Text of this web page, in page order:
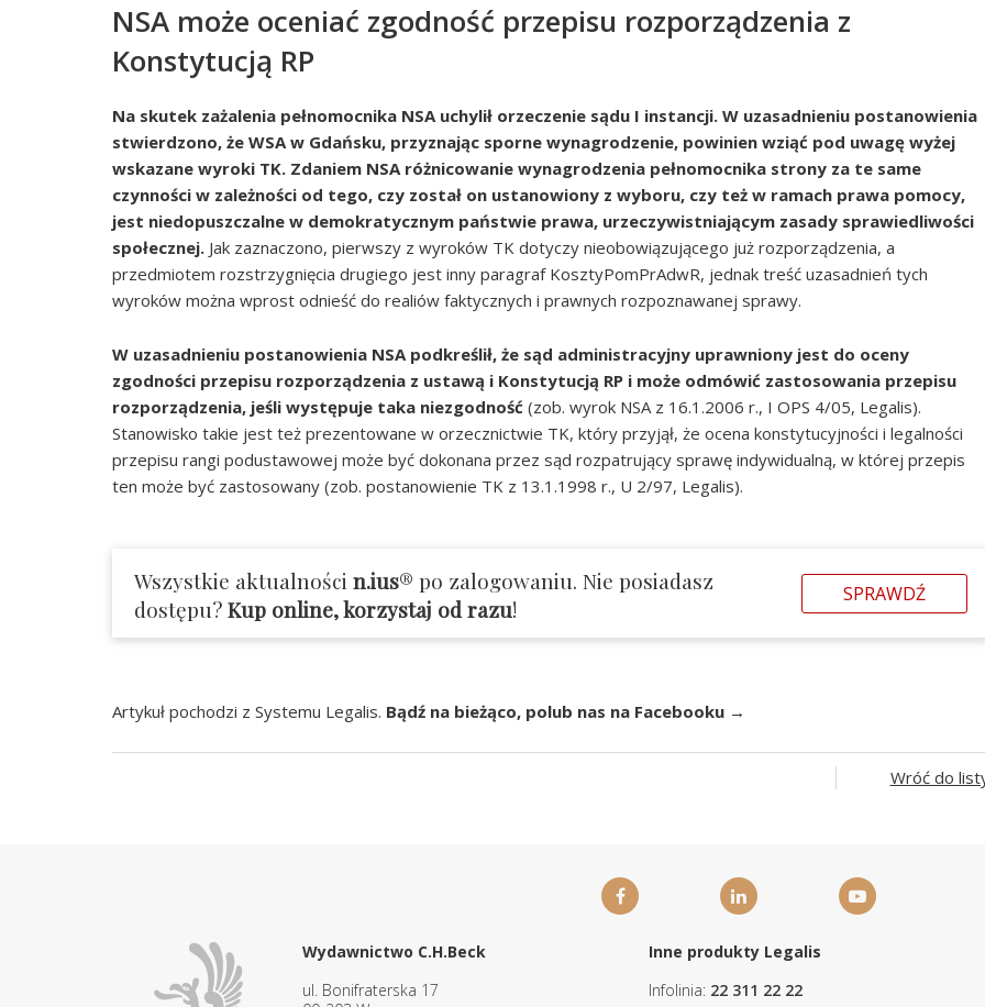
NSA może oceniać zgodność przepisu rozporządzenia z
Konstytucją RP
Na skutek zażalenia pełnomocnika NSA uchylił orzeczenie sądu I instancji. W uzasadnieniu postanowienia
stwierdzono, że WSA w Gdańsku, przyznając sporne wynagrodzenie, powinien wziąć pod uwagę wyżej
wskazane wyroki TK. Zdaniem NSA różnicowanie wynagrodzenia pełnomocnika strony za te same
czynności w zależności od tego, czy został on ustanowiony z wyboru, czy też w ramach prawa pomocy,
jest niedopuszczalne w demokratycznym państwie prawa, urzeczywistniającym zasady sprawiedliwości
społecznej. Jak zaznaczono, pierwszy z wyroków TK dotyczy nieobowiązującego już rozporządzenia, a
przedmiotem rozstrzygnięcia drugiego jest inny paragraf KosztyPomPrAdwR, jednak treść uzasadnień tych
wyroków można wprost odnieść do realiów faktycznych i prawnych rozpoznawanej sprawy.
W uzasadnieniu postanowienia NSA podkreślił, że sąd administracyjny uprawniony jest do oceny
zgodności przepisu rozporządzenia z ustawą i Konstytucją RP i może odmówić zastosowania przepisu
rozporządzenia, jeśli występuje taka niezgodność (zob. wyrok NSA z 16.1.2006 r., I OPS 4/05, Legalis).
Stanowisko takie jest też prezentowane w orzecznictwie TK, który przyjął, że ocena konstytucyjności i legalności
przepisu rangi podustawowej może być dokonana przez sąd rozpatrujący sprawę indywidualną, w której przepis
ten może być zastosowany (zob. postanowienie TK z 13.1.1998 r., U 2/97, Legalis).
Wszystkie aktualności n.ius® po zalogowaniu. Nie posiadasz
dostępu?Kup online, korzystaj od razu!
SPRAWDŹ
Artykuł pochodzi z Systemu Legalis. Bądź na bieżąco, polub nas na Facebooku →
Wróć do
Wydawnictwo C.H.Beck
ul. Bonifraterska 17
Inne produkty Legalis
Infolinia: 22 311 22 22